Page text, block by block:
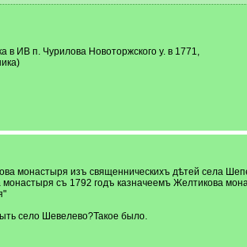
в ИВ п. Чурилова Новоторжского у. в 1771,
монастыря изъ священническихъ дѣтей села
съ 1792 годъ казначеемъ Желтикова
село Шевелево?Такое было.